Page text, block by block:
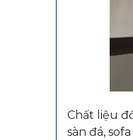
Chất liệu
sàn đá,